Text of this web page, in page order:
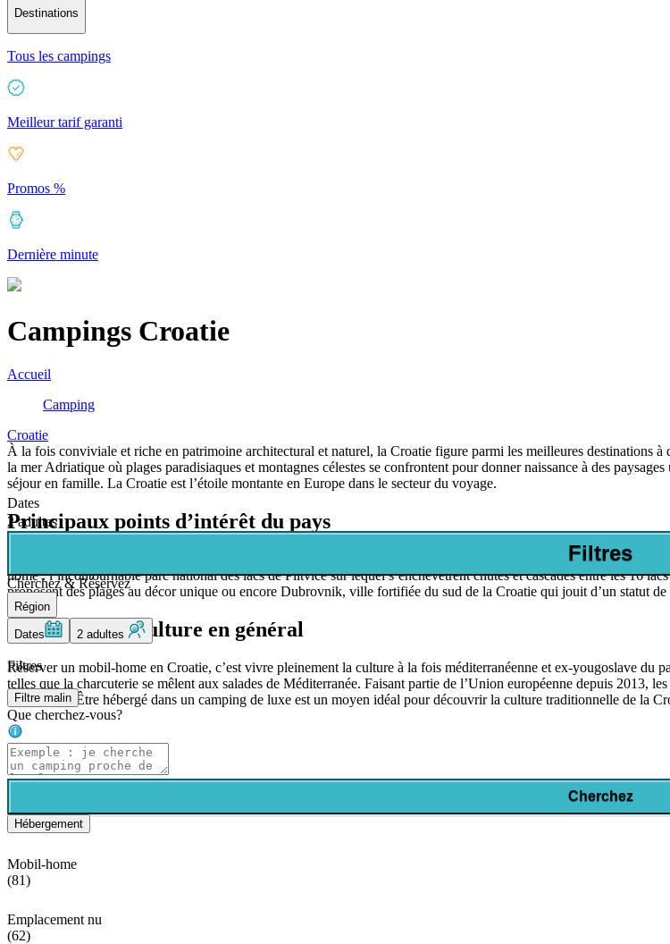
Destinations
Tous les campings
Meilleur tarif garanti
Promos %
Dernière minute
Campings Croatie
Accueil
Camping
Croatie
À la fois conviviale et riche en patrimoine architectural et naturel, la Croatie figure parmi les meilleures destinations
la mer Adriatique où plages paradisiaques et montagnes célestes se confrontent pour donner naissance à des
séjour en famille. La Croatie est l’étoile montante en Europe dans le secteur du voyage.
Principaux points d’intérêt du pays
La Croatie, à la fois sauvage pour ses espaces naturels préservés et traditionnelle pour sa culture pleinement ancrée
home : l’incontournable parc national des lacs de Plitvice sur lequel s’enchevêtrent chutes et cascades entre les 16
proposent des plages au décor unique ou encore Dubrovnik, ville fortifiée du sud de la Croatie qui jouit d’un statut
Nourriture et culture en général
Réserver un mobil-home en Croatie, c’est vivre pleinement la culture à la fois méditerranéenne et ex-yougoslave du
telles que la charcuterie se mêlent aux salades de Méditerranée. Faisant partie de l’Union européenne depuis 2013,
chaleureux. Être hébergé dans un camping de luxe est un moyen idéal pour découvrir la culture traditionnelle de la
Dates
2 adultes
Filtres
Cherchez & Réservez
Région
Dates 2 adultes
Filtres
Filtre malin
Que cherchez-vous?
Cherchez
Hébergement
Mobil-home
(81)
Emplacement nu
(62)